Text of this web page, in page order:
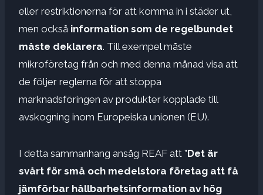
eller restriktionerna för att komma in i städer ut,
men också information som de regelbundet
måste deklarera. Till exempel måste
mikroföretag från och med denna månad visa att
de följer reglerna för att stoppa
marknadsföringen av produkter kopplade till
avskogning inom Europeiska unionen (EU).
I detta sammanhang ansåg REAF att ”Det är
svårt för små och medelstora företag att få
jämförbar hållbarhetsinformation av hög